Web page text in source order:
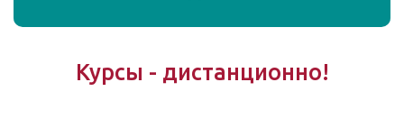
Курсы - дистанционно!